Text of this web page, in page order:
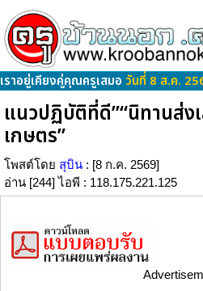
เราอยู่เคียงคู่คุณครูเสมอ วันที่ 8 ส.ค.
แนวปฏิบัติที่ดี”“นิทานส่ง
เกษตร”
โพสต์โดย สุบิน : [8 ก.ค. 2569]
อ่าน [244] ไอพี : 118.175.221.125